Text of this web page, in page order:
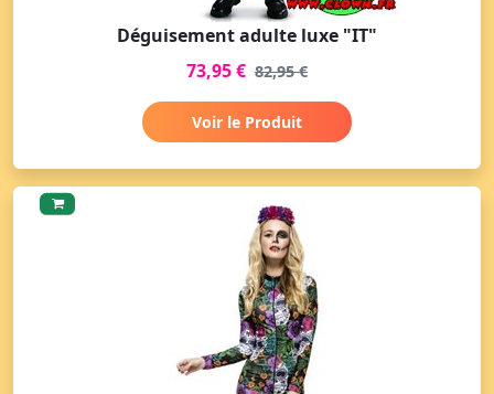
Déguisement adulte luxe "IT"
73,95 € 82,95 €
Voir le Produit